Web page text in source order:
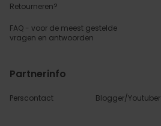
Retourneren?
FAQ - voor de meest gestelde
vragen en antwoorden
Partnerinfo
Perscontact Blogger/Youtuber